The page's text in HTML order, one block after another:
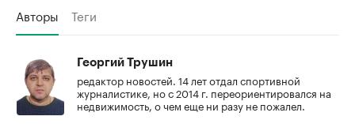
Авторы Теги
Георгий Трушин
редактор новостей. 14 лет отдал спортивной
журналистике, но с 2014 г. переориентировался на
недвижимость, о чем еще ни разу не пожалел.